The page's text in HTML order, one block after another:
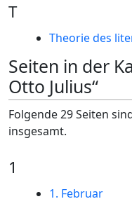
T
Theorie des
Seiten in der
Otto Julius“
Folgende 29 Seiten
insgesamt.
1
1. Februar